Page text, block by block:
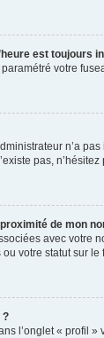
est toujours
votre
n’a
pas,
de mon
avec votre
votre statut sur
?
l’onglet « profil